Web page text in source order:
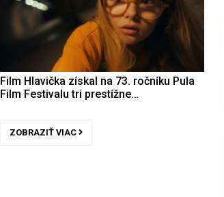
Film Hlavička získal na 73. ročníku Pula
Film Festivalu tri prestížne…
ZOBRAZIŤ VIAC